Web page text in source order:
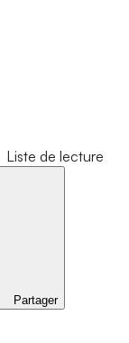
Liste de lecture
Partager